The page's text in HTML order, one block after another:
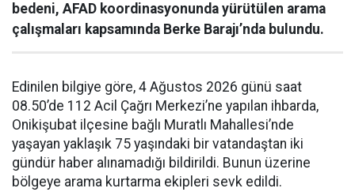
bedeni, AFAD koordinasyonunda yürütülen arama
çalışmaları kapsamında Berke Barajı’nda bulundu.
Edinilen bilgiye göre, 4 Ağustos 2026 günü saat
08.50’de 112 Acil Çağrı Merkezi’ne yapılan ihbarda,
Onikişubat ilçesine bağlı Muratlı Mahallesi’nde
yaşayan yaklaşık 75 yaşındaki bir vatandaştan iki
gündür haber alınamadığı bildirildi. Bunun üzerine
bölgeye arama kurtarma ekipleri sevk edildi.